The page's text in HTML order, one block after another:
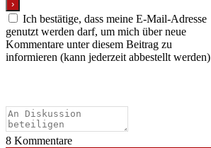
Ich bestätige, dass meine E-Mail-Adresse
genutzt werden darf, um mich über neue
Kommentare unter diesem Beitrag zu
informieren (kann jederzeit abbestellt werden)
8 Kommentare